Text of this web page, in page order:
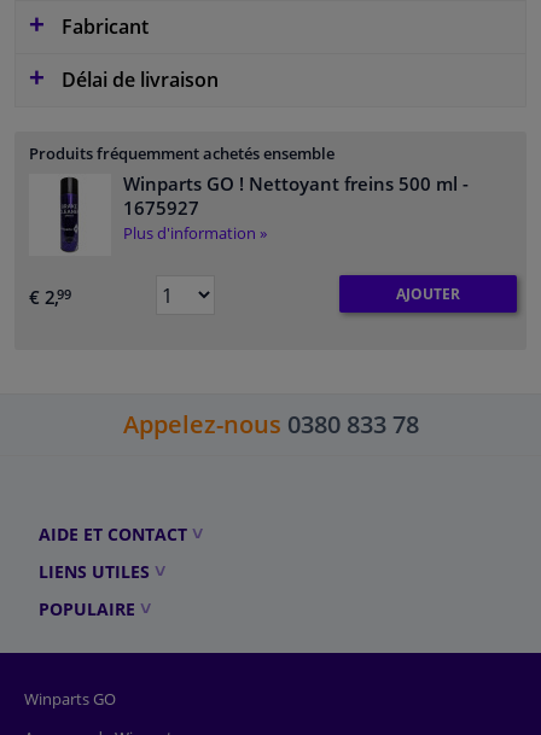
Fabricant
Délai de livraison
Produits fréquemment achetés ensemble
Winparts GO ! Nettoyant freins 500 ml -
1675927
Plus d'information »
€ 2,99 AJOUTER
Appelez-nous 0380 833 78
AIDE ET CONTACT
LIENS UTILES
POPULAIRE
Winparts GO